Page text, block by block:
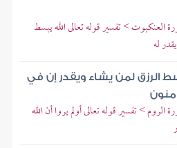
العنكبوت > تفسير قوله تعالى الله يبسط
له
الرزق لمن يشاء ويقدر إن في
> تفسير قوله تعالى أولم يروا أن الله